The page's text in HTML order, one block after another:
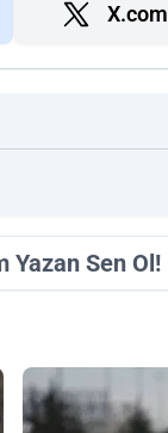
X.com
Yazan Sen Ol!